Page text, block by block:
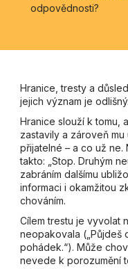
odpovědnosti?
Hranice, tresty a
jejich význam je odlišný.
Hranice slouží k tomu,
zastavily a zároveň
přijatelné – a co už ne.
takto: „Stop. Druhým
zabráním dalšímu
informaci i okamžitou
chováním.
Cílem trestu je vyvolat
neopakovala („Půjdeš
pohádek.“). Může
nevede k porozumění